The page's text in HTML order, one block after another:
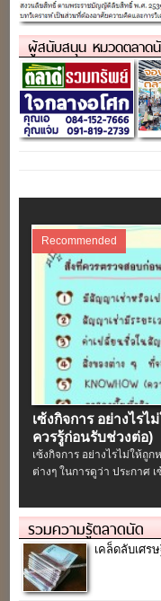
ผู้สนับสนุน หมวดตลาด
Recommended
เซ้งกิจการ อย่างไร
ควรรู้ก่อนรับช่วงต่อ)
เซ้งกิจการ อย่างไรไม่ให้ถู
ต่างๆ ในการดูว่า ประกาศ
รวมความรู้ตลาดนัด
เคล็ดลับเศร